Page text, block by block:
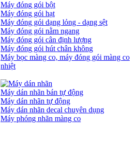
Máy đóng gói bột
Máy đóng gói hạt
Máy đóng gói dạng lỏng - dạng sệt
Máy đóng gói nằm ngang
Máy đóng gói cân định lượng
Máy đóng gói hút chân không
Máy bọc màng co, máy đóng gói màng co
nhiệt
Máy dán nhãn bán tự động
Máy dán nhãn tự động
Máy dán nhãn decal chuyên dụng
Máy phóng nhãn màng co